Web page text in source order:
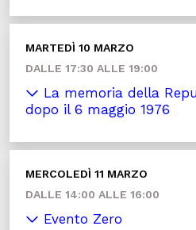
MARTEDÌ 10 MARZO
DALLE 17:30 ALLE 19:00
La memoria della
dopo il 6 maggio 1976
MERCOLEDÌ 11 MARZO
DALLE 14:00 ALLE 16:00
Evento Zero